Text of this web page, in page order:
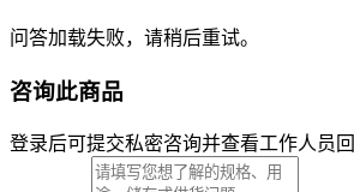
问答加载失败，请稍后重试。
咨询此商品
登录后可提交私密咨询并查看工作人员回